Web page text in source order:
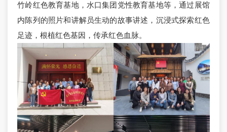
竹岭红色教育基地，水口集团党性教育基地等，通过展馆
内陈列的照片和讲解员生动的故事讲述，沉浸式探索红色
足迹，根植红色基因，传承红色血脉。